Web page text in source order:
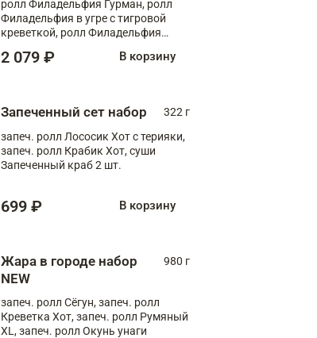
ролл Филадельфия Гурман, ролл
Филадельфия в угре с тигровой
креветкой, ролл Филадельфия
2 079 ₽ В корзину
Запеченный сет набор
322 г
запеч. ролл Лососик Хот с терияки,
запеч. ролл Крабик Хот, суши
Запеченный краб 2 шт.
699 ₽ В корзину
Жара в городе набор
NEW
980 г
запеч. ролл Сёгун, запеч. ролл
Креветка Хот, запеч. ролл Румяный
XL, запеч. ролл Окунь унаги